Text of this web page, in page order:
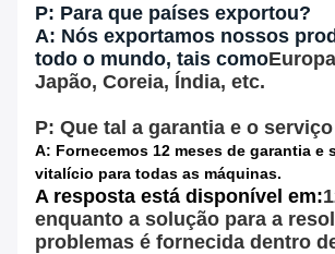
P: Para que países exportou?
A: Nós exportamos nossos
todo o mundo, tais como
Japão, Coreia, Índia, etc.
P: Que tal a garantia e o
A: Fornecemos 12 meses de garantia e
vitalício para todas as máquinas.
A resposta está disponível em:
enquanto a solução para a
problemas é fornecida dentro